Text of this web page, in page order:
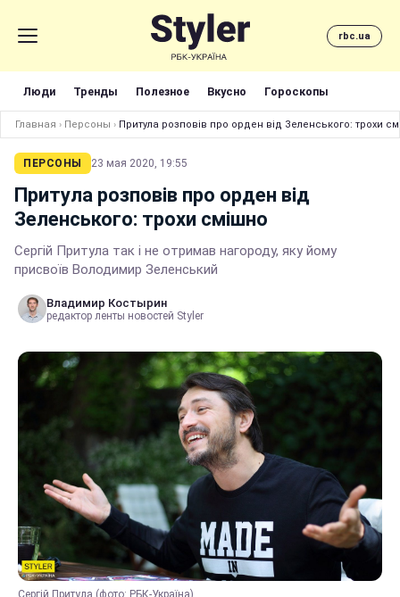
rbc.ua
Люди Тренды Полезное Вкусно Гороскопы
Главная › Персоны › Притула розповів про орден від Зеленського: трохи
ПЕРСОНЫ 23 мая 2020, 19:55
Притула розповів про орден від
Зеленського: трохи смішно
Сергій Притула так і не отримав нагороду, яку йому
присвоїв Володимир Зеленський
Владимир Костырин
редактор ленты новостей Styler